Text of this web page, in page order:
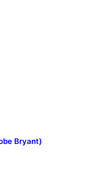
Bryant)